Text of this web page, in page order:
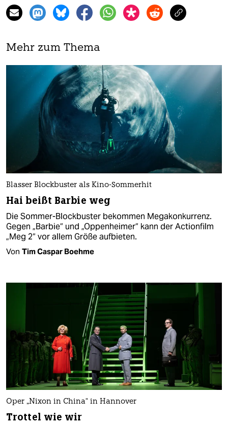
Mehr zum Thema
Blasser Blockbuster als Kino-Sommerhit
Hai beißt Barbie weg
Die Sommer-Blockbuster bekommen Megakonkurrenz.
Gegen „Barbie“ und „Oppenheimer“ kann der Actionfilm
„Meg 2“ vor allem Größe aufbieten.
Von Tim Caspar Boehme
Oper „Nixon in China“ in Hannover
Trottel wie wir